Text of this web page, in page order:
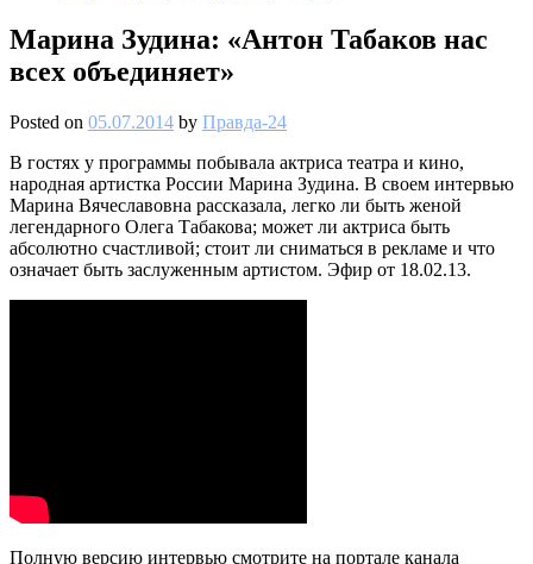
Марина Зудина: «Антон Табаков нас
всех объединяет»
Posted on 05.07.2014 by Правда-24
В гостях у программы побывала актриса театра и кино,
народная артистка России Марина Зудина. В своем интервью
Марина Вячеславовна рассказала, легко ли быть женой
легендарного Олега Табакова; может ли актриса быть
абсолютно счастливой; стоит ли сниматься в рекламе и что
означает быть заслуженным артистом. Эфир от 18.02.13.
Полную версию интервью смотрите на портале канала